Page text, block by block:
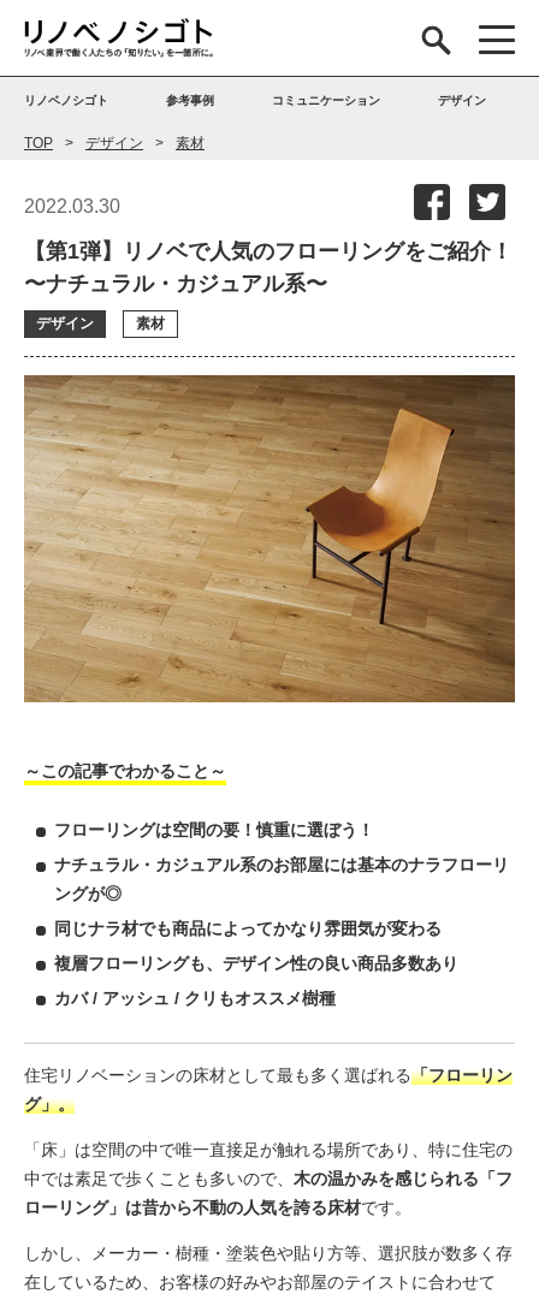
リノベノシゴト 参考事例 コミュニケーション デザイン
TOP デザイン 素材
2022.03.30
【第1弾】リノベで人気のフローリングをご紹介！
〜ナチュラル・カジュアル系〜
デザイン 素材
～この記事でわかること～
フローリングは空間の要！慎重に選ぼう！
ナチュラル・カジュアル系のお部屋には基本のナラフローリ
ングが◎
同じナラ材でも商品によってかなり雰囲気が変わる
複層フローリングも、デザイン性の良い商品多数あり
カバ / アッシュ / クリもオススメ樹種
住宅リノベーションの床材として最も多く選ばれる「フローリン
グ」。
「床」は空間の中で唯一直接足が触れる場所であり、特に住宅の
中では素足で歩くことも多いので、 木の温かみを感じられる「フ
ローリング」は昔から不動の人気を誇る床材です。
しかし、メーカー・樹種・塗装色や貼り方等、選択肢が数多く存
在しているため、お客様の好みやお部屋のテイストに合わせて